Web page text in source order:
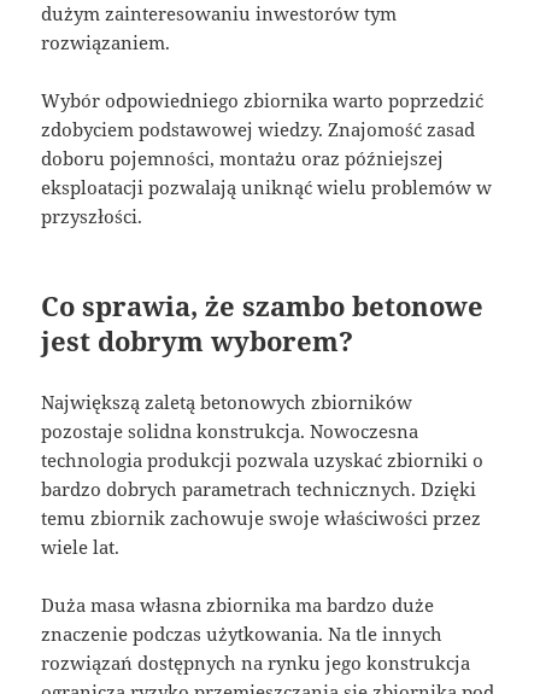
dużym zainteresowaniu inwestorów tym
rozwiązaniem.
Wybór odpowiedniego zbiornika warto poprzedzić
zdobyciem podstawowej wiedzy. Znajomość zasad
doboru pojemności, montażu oraz późniejszej
eksploatacji pozwalają uniknąć wielu problemów w
przyszłości.
Co sprawia, że szambo betonowe
jest dobrym wyborem?
Największą zaletą betonowych zbiorników
pozostaje solidna konstrukcja. Nowoczesna
technologia produkcji pozwala uzyskać zbiorniki o
bardzo dobrych parametrach technicznych. Dzięki
temu zbiornik zachowuje swoje właściwości przez
wiele lat.
Duża masa własna zbiornika ma bardzo duże
znaczenie podczas użytkowania. Na tle innych
rozwiązań dostępnych na rynku jego konstrukcja